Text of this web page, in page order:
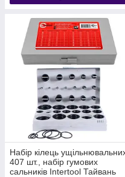
Набір кілець
407 шт., набір гумових
сальників Intertool Тайвань